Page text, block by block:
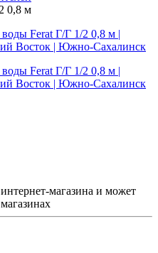
0,8 м
магазина и может